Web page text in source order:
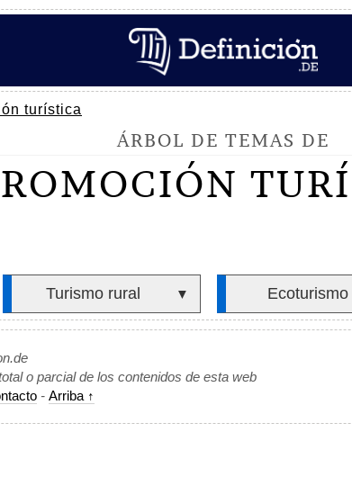
turística
ÁRBOL DE TEMAS DE
Turismo rural ▼ Ecoturismo
o parcial de los contenidos de esta web
- Arriba ↑